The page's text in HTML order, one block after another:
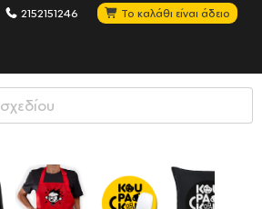
2152151246 Το καλάθι είναι άδειο